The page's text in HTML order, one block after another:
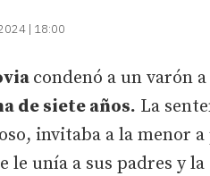
| 18:00
condenó a un varón a
de siete años. La
invitaba a la menor a
le unía a sus padres y